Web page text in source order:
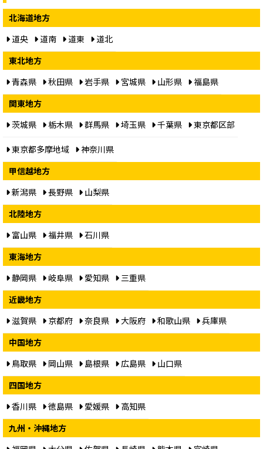
北海道地方
道央
道南 道東
道北
東北地方
青森県
秋田県 岩手県 宮城県 山形県
福島県
関東地方
茨城県
栃木県 群馬県 埼玉県 千葉県 東京都区部
東京都多摩地域
神奈川県
甲信越地方
新潟県
長野県
山梨県
北陸地方
富山県
福井県
石川県
東海地方
静岡県
岐阜県 愛知県
三重県
近畿地方
滋賀県
京都府 奈良県 大阪府 和歌山県
兵庫県
中国地方
鳥取県
岡山県 島根県 広島県
山口県
四国地方
香川県
徳島県 愛媛県
高知県
九州・沖縄地方